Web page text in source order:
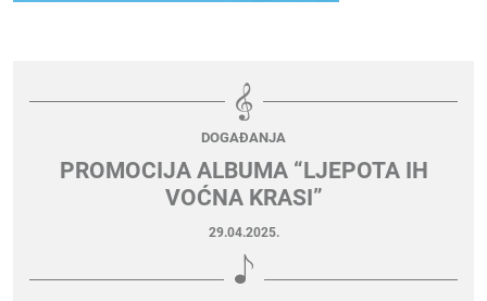
DOGAĐANJA
PROMOCIJA ALBUMA “LJEPOTA IH
VOĆNA KRASI”
29.04.2025.